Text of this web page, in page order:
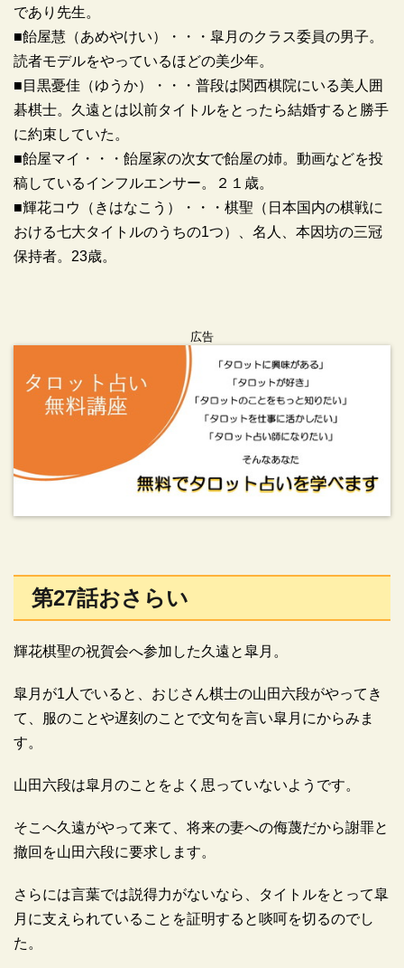
であり先生。
■飴屋慧（あめやけい）・・・皐月のクラス委員の男子。
読者モデルをやっているほどの美少年。
■目黒憂佳（ゆうか）・・・普段は関西棋院にいる美人囲
碁棋士。久遠とは以前タイトルをとったら結婚すると勝手
に約束していた。
■飴屋マイ・・・飴屋家の次女で飴屋の姉。動画などを投
稿しているインフルエンサー。２１歳。
■輝花コウ（きはなこう）・・・棋聖（日本国内の棋戦に
おける七大タイトルのうちの1つ）、名人、本因坊の三冠
保持者。23歳。
広告
第27話おさらい
輝花棋聖の祝賀会へ参加した久遠と皐月。
皐月が1人でいると、おじさん棋士の山田六段がやってき
て、服のことや遅刻のことで文句を言い皐月にからみま
す。
山田六段は皐月のことをよく思っていないようです。
そこへ久遠がやって来て、将来の妻への侮蔑だから謝罪と
撤回を山田六段に要求します。
さらには言葉では説得力がないなら、タイトルをとって皐
月に支えられていることを証明すると啖呵を切るのでし
た。